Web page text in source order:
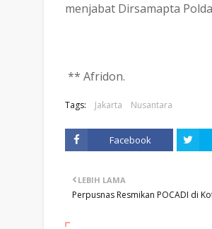
menjabat Dirsamapta
** Afridon.
Tags: Jakarta Nusantara
Facebook
LEBIH LAMA
Perpusnas Resmikan POCADI di